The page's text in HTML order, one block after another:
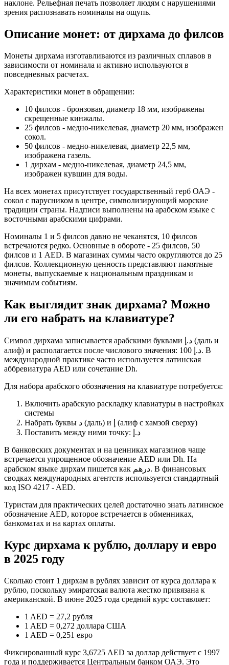
наклоне. Рельефная печать позволяет людям с нарушениями
зрения распознавать номиналы на ощупь.
Описание монет: от дирхама до филсов
Монеты дирхама изготавливаются из различных сплавов в
зависимости от номинала и активно используются в
повседневных расчетах.
Характеристики монет в обращении:
10 филсов - бронзовая, диаметр 18 мм, изображены
скрещенные кинжалы.
25 филсов - медно-никелевая, диаметр 20 мм, изображен
сокол.
50 филсов - медно-никелевая, диаметр 22,5 мм,
изображена газель.
1 дирхам - медно-никелевая, диаметр 24,5 мм,
изображен кувшин для воды.
На всех монетах присутствует государственный герб ОАЭ -
сокол с парусником в центре, символизирующий морские
традиции страны. Надписи выполнены на арабском языке с
восточными арабскими цифрами.
Номиналы 1 и 5 филсов давно не чеканятся, 10 филсов
встречаются редко. Основные в обороте - 25 филсов, 50
филсов и 1 AED. В магазинах суммы часто округляются до 25
филсов. Коллекционную ценность представляют памятные
монеты, выпускаемые к национальным праздникам и
значимым событиям.
Как выглядит знак дирхама? Можно
ли его набрать на клавиатуре?
Символ дирхама записывается арабскими буквами د.إ (даль и
алиф) и располагается после числового значения: 100 د.إ. В
международной практике часто используется латинская
аббревиатура AED или сочетание Dh.
Для набора арабского обозначения на клавиатуре потребуется:
Включить арабскую раскладку клавиатуры в настройках
системы
Набрать буквы د (даль) и إ (алиф с хамзой сверху)
Поставить между ними точку: د.إ
В банковских документах и на ценниках магазинов чаще
встречается упрощенное обозначение AED или Dh. На
арабском языке дирхам пишется как درهم. В финансовых
сводках международных агентств используется стандартный
код ISO 4217 - AED.
Туристам для практических целей достаточно знать латинское
обозначение AED, которое встречается в обменниках,
банкоматах и на картах оплаты.
Курс дирхама к рублю, доллару и евро
в 2025 году
Сколько стоит 1 дирхам в рублях зависит от курса доллара к
рублю, поскольку эмиратская валюта жестко привязана к
американской. В июне 2025 года средний курс составляет:
1 AED = 27,2 рубля
1 AED = 0,272 доллара США
1 AED = 0,251 евро
Фиксированный курс 3,6725 AED за доллар действует с 1997
года и поддерживается Центральным банком ОАЭ. Это